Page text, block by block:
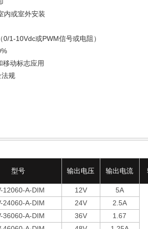
内或室外安装
1-10Vdc或PWM信号或电阻）
动标志应用
规
型号 输出电压 输出电流
12060-A-DIM 12V 5A
24060-A-DIM 24V
2.5A
36060-A-DIM
36V
1.67